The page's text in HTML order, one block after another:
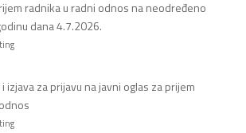
radnika u radni odnos na neodređeno
dana 4.7.2026.
izjava za prijavu na javni oglas za prijem